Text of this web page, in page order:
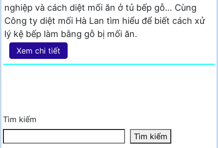
nghiệp và cách diệt mối ăn ở tủ bếp gỗ… Cùng
Công ty diệt mối Hà Lan tìm hiểu để biết cách xử
lý kệ bếp làm bằng gỗ bị mối ăn.
Xem chi tiết
Tìm kiếm
Tìm kiếm